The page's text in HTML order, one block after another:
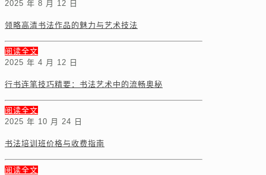
2025 年 8 月 12 日
领略高清书法作品的魅力与艺术技法
阅读全文
2025 年 4 月 12 日
行书连笔技巧精要：书法艺术中的流畅奥秘
阅读全文
2025 年 10 月 24 日
书法培训班价格与收费指南
阅读全文